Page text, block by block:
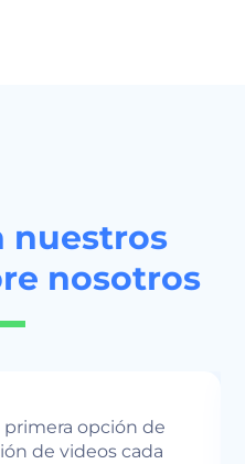
nuestros
nosotros
Renderforest. Hay varias
e implementar sus